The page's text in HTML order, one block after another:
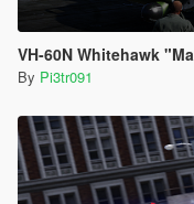
VH-60N Whitehawk
By Pi3tr091